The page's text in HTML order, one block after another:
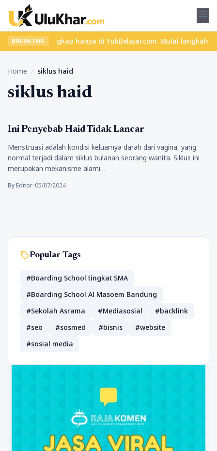
menu
BREAKING
materi lengkap hanya di YukBelajar.com. Mulai langkah
Home / siklus haid
siklus haid
Lifestyle
Ini Penyebab Haid Tidak Lancar
Menstruasi adalah kondisi keluarnya darah dari vagina, yang
normal terjadi dalam siklus bulanan seorang wanita. Siklus ini
merupakan mekanisme alami…
By Editor•05/07/2024
sellPopular Tags
#Boarding School tingkat SMA
#Boarding School Al Masoem Bandung
#Sekolah Asrama
#Mediasosial
#backlink
#seo
#sosmed #bisnis
#website
#sosial media